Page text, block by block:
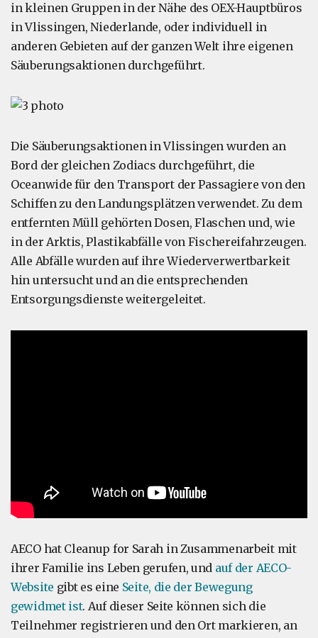
in kleinen Gruppen in der Nähe des OEX-Hauptbüros
in Vlissingen, Niederlande, oder individuell in
anderen Gebieten auf der ganzen Welt ihre eigenen
Säuberungsaktionen durchgeführt.
Die Säuberungsaktionen in Vlissingen wurden an
Bord der gleichen Zodiacs durchgeführt, die
Oceanwide für den Transport der Passagiere von den
Schiffen zu den Landungsplätzen verwendet. Zu dem
entfernten Müll gehörten Dosen, Flaschen und, wie
in der Arktis, Plastikabfälle von Fischereifahrzeugen.
Alle Abfälle wurden auf ihre Wiederverwertbarkeit
hin untersucht und an die entsprechenden
Entsorgungsdienste weitergeleitet.
AECO hat Cleanup for Sarah in Zusammenarbeit mit
ihrer Familie ins Leben gerufen, und auf der AECO-
Website gibt es eine Seite, die der Bewegung
gewidmet ist. Auf dieser Seite können sich die
Teilnehmer registrieren und den Ort markieren, an